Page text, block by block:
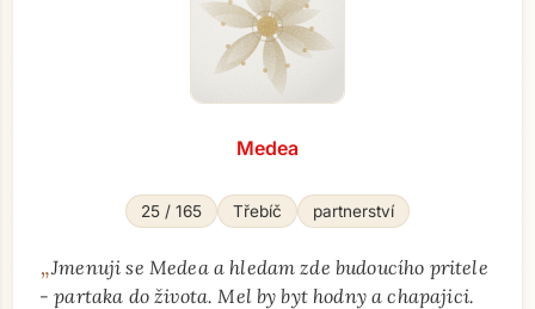
Medea
25 / 165 Třebíč partnerství
„Jmenuji se Medea a hledam zde budoucího pritele
- partaka do života. Mel by byt hodny a chapajici.